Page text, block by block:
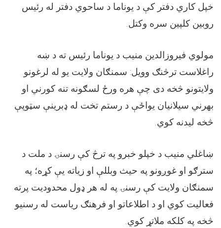
خپل کاري دفتر کې د يوناما د ساحوي دفتر له رئيس
روبین کلپين سره وکتل.
مولوي فیروزالدين منيب د يوناما رئيس ته د ښه
راغلاست ترڅنګ وويل: سمنګان ولايت يو له لرغونو
ولايتونو څخه دی چې هره ورځ لسګونه تنه کورني او
بهرني سیلانيان يواځې د رستم تخت له ډبرينې سټوپې
څخه ليدنه کوي.
ښاغلي منيب د خپلو خبرو په ترڅ کې رسنۍ د ملت د
سترګو او غوږونو په حیث وبللې او زياته يې کړه؛ په
سمنګان ولايت کې رسنۍ په له هر ډول محدوديت پرته
فعاليت کوي او د اطلاعاتو او فرهنګ رياست له رسنيو
څخه په کلکه ملاتړ کوي.